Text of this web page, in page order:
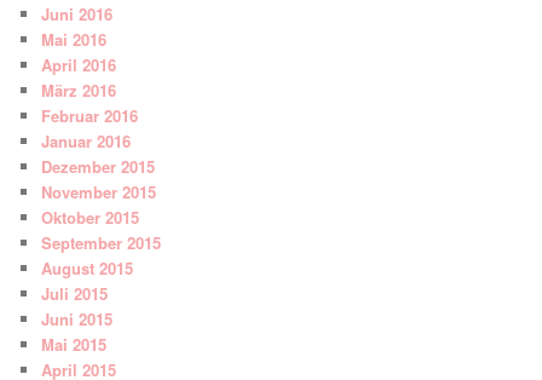
Juni 2016
Mai 2016
April 2016
März 2016
Februar 2016
Januar 2016
Dezember 2015
November 2015
Oktober 2015
September 2015
August 2015
Juli 2015
Juni 2015
Mai 2015
April 2015